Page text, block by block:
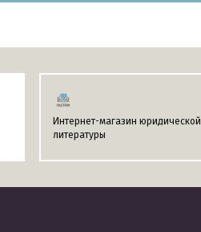
Интернет-магазин юридической
литературы